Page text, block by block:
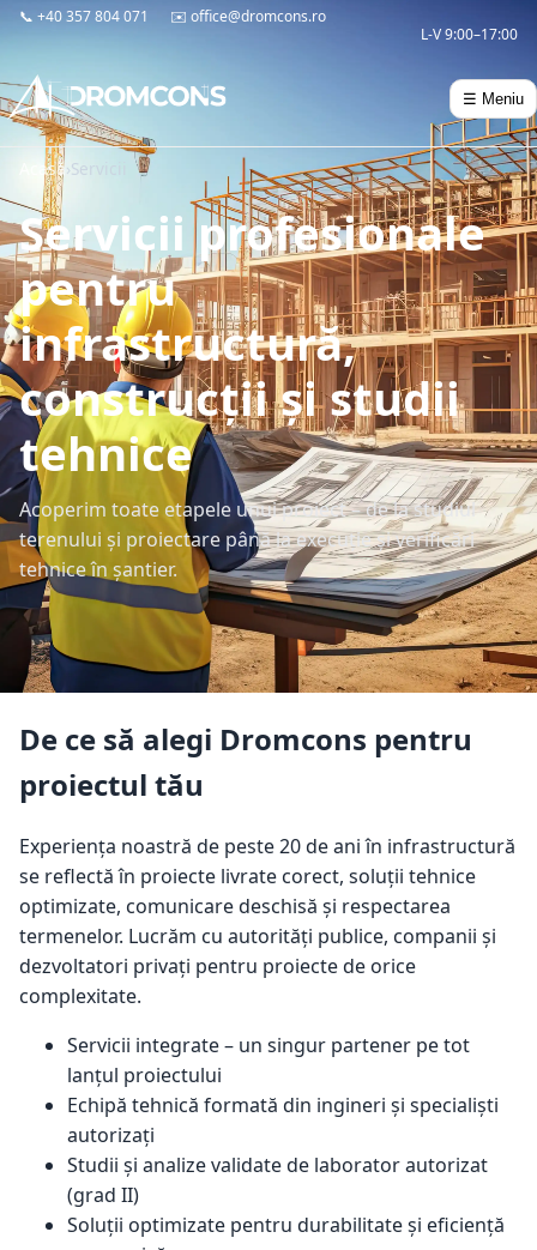
📞 +40 357 804 071 ✉️ office@dromcons.ro
L-V 9:00–17:00
☰ Meniu
Acasă›Servicii
Servicii profesionale
pentru
infrastructură,
construcții și studii
tehnice
Acoperim toate etapele unui proiect – de la studiul
terenului și proiectare până la execuție și verificări
tehnice în șantier.
De ce să alegi Dromcons pentru
proiectul tău
Experiența noastră de peste 20 de ani în infrastructură
se reflectă în proiecte livrate corect, soluții tehnice
optimizate, comunicare deschisă și respectarea
termenelor. Lucrăm cu autorități publice, companii și
dezvoltatori privați pentru proiecte de orice
complexitate.
Servicii integrate – un singur partener pe tot
lanțul proiectului
Echipă tehnică formată din ingineri și specialiști
autorizați
Studii și analize validate de laborator autorizat
(grad II)
Soluții optimizate pentru durabilitate și eficiență